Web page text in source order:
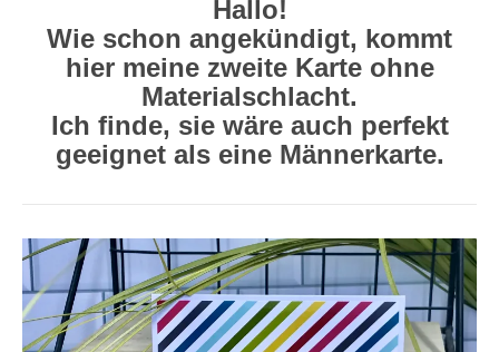
Hallo!
Wie schon angekündigt, kommt
hier meine zweite Karte ohne
Materialschlacht.
Ich finde, sie wäre auch perfekt
geeignet als eine Männerkarte.